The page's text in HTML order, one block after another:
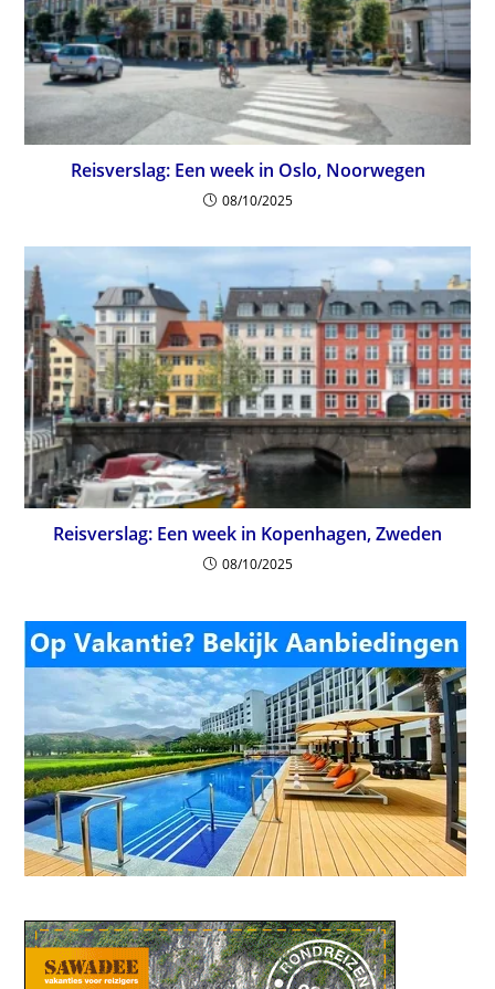
Reisverslag: Een week in Oslo, Noorwegen
08/10/2025
Reisverslag: Een week in Kopenhagen, Zweden
08/10/2025